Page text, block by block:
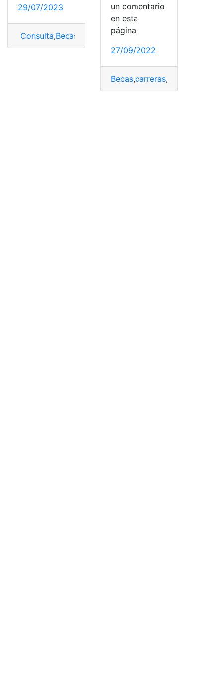
29/07/2023
Consulta,Becas Programa de Becas
un comentario
en esta
página.
27/09/2022
Becas,carreras,